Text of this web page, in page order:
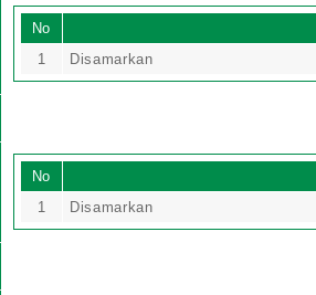
No
1
Disamarkan
No
1
Disamarkan